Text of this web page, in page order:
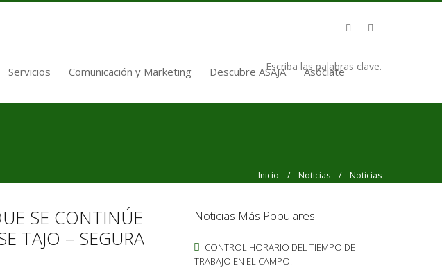
Servicios Comunicación y Marketing Descubre ASAJA Asóciate
Escriba las palabras clave.
Inicio / Noticias / Noticias
SE CONTINÚE
TAJO – SEGURA
Noticias Más Populares
CONTROL HORARIO DEL TIEMPO DE
TRABAJO EN EL CAMPO.